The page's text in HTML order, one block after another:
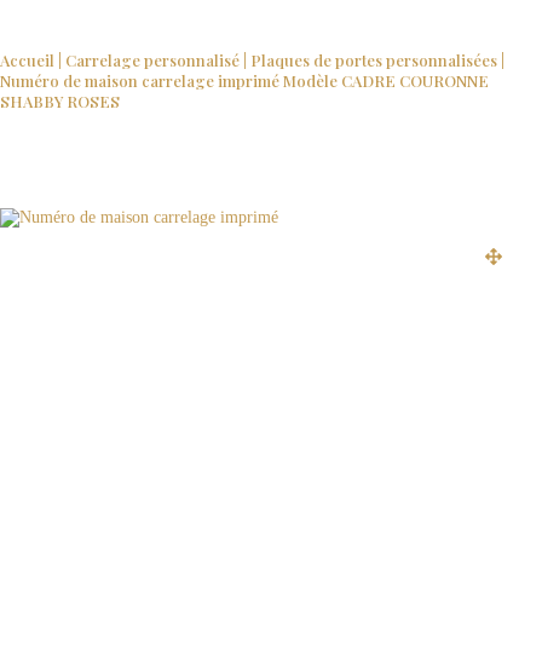
Accueil Carrelage personnalisé Plaques de portes personnalisées
Numéro de maison carrelage imprimé Modèle CADRE COURONNE
SHABBY ROSES